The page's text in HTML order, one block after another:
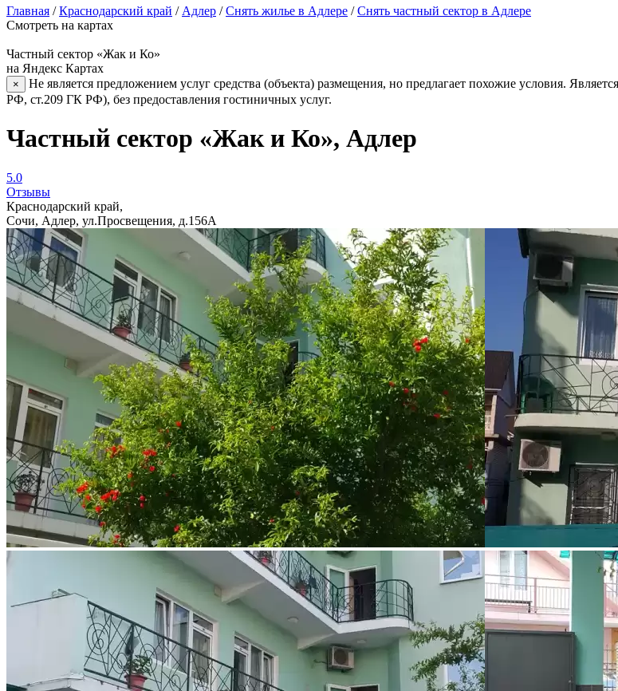
Главная /Краснодарский край / Адлер /Снять жилье в Адлере /Снять частный сектор в Адлере
Смотреть на картах
Частный сектор «Жак и Ко»
на Яндекс Картах
×
Не является предложением услуг средства (объекта) размещения, но предлагает похожие условия.
РФ, ст.209 ГК РФ), без предоставления гостиничных услуг.
Частный сектор «Жак и Ко», Адлер
5.0
Отзывы
Краснодарский край,
Сочи, Адлер, ул.Просвещения, д.156А